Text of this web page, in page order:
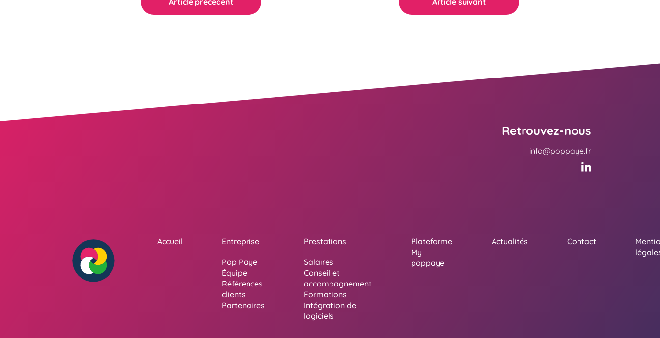
Retrouvez-nous
info@poppaye.fr
Accueil Entreprise
Pop Paye
Équipe
Références
clients
Partenaires
Prestations
Salaires
Conseil et
accompagnement
Formations
Intégration de
logiciels
Plateforme
My
poppaye
Actualités Contact